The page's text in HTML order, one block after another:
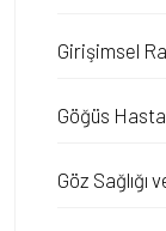
Girişimsel
Göğüs
Göz Sağlığı